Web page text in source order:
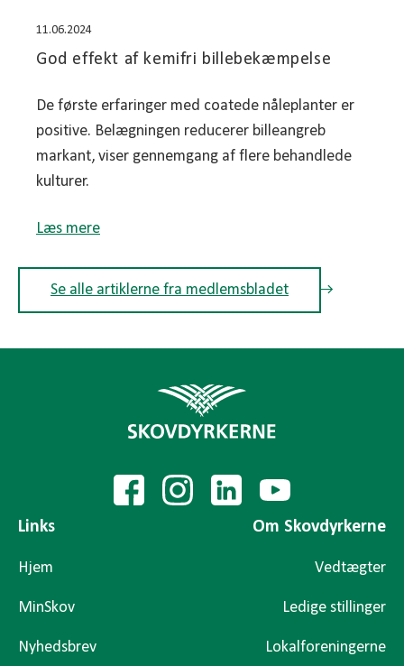
11.06.2024
God effekt af kemifri billebekæmpelse
De første erfaringer med coatede nåleplanter er
positive. Belægningen reducerer billeangreb
markant, viser gennemgang af flere behandlede
kulturer.
Læs mere
Se alle artiklerne fra medlemsbladet
Links
Hjem
MinSkov
Nyhedsbrev
Om Skovdyrkerne
Vedtægter
Ledige stillinger
Lokalforeningerne